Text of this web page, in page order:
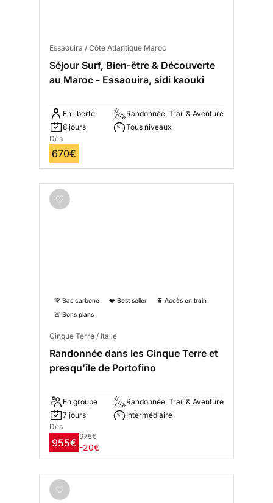
Essaouira / Côte Atlantique Maroc
Séjour Surf, Bien-être & Découverte
au Maroc - Essaouira, sidi kaouki
En liberté
8 jours
Randonnée, Trail & Aventure
Tous niveaux
Dès
670€
💚 Bas carbone ❤️ Best seller
🚆 Accès en train
🚨 Bons plans
Cinque Terre / Italie
Randonnée dans les Cinque Terre et
presqu'île de Portofino
En groupe
7 jours
Randonnée, Trail & Aventure
Intermédiaire
Dès
955€
975€
-20€